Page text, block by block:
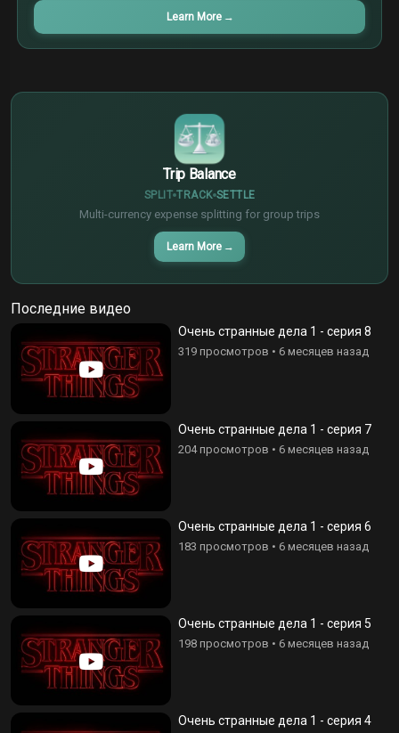
Learn More →
Trip Balance
SPLIT TRACK SETTLE
Multi-currency expense splitting for group trips
Learn More →
¥
Последние видео
Очень странные дела 1 - серия 8
319 просмотров • 6 месяцев назад
Очень странные дела 1 - серия 7
204 просмотров • 6 месяцев назад
Очень странные дела 1 - серия 6
183 просмотров • 6 месяцев назад
Очень странные дела 1 - серия 5
198 просмотров • 6 месяцев назад
Очень странные дела 1 - серия 4